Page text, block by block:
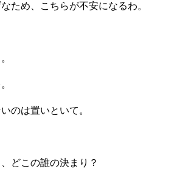
ため、こちらが不安になるわ。
のは置いといて。
どこの誰の決まり？